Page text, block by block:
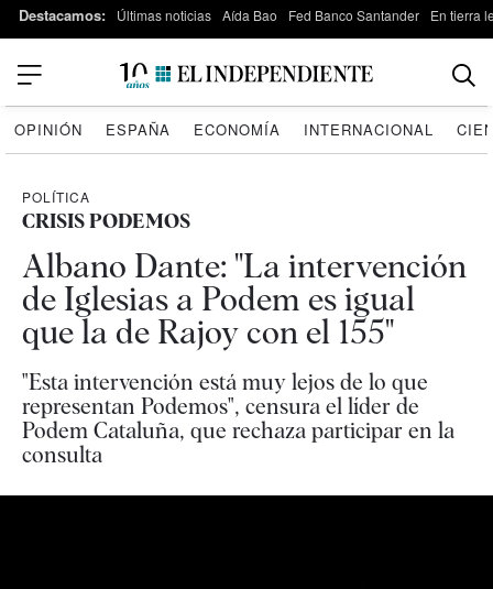
Destacamos: Últimas noticias Aída Bao Fed Banco Santander En tierra
OPINIÓN ESPAÑA ECONOMÍA INTERNACIONAL
POLÍTICA
CRISIS PODEMOS
Albano Dante: "La intervención
de Iglesias a Podem es igual
que la de Rajoy con el 155"
"Esta intervención está muy lejos de lo que
representan Podemos", censura el líder de
Podem Cataluña, que rechaza participar en la
consulta